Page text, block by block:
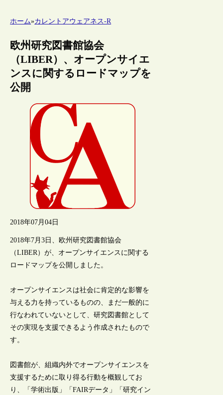
ホーム»カレントアウェアネス-R
欧州研究図書館協会
（LIBER）、オープンサイエ
ンスに関するロードマップを
公開
2018年07月04日
2018年7月3日、欧州研究図書館協会
（LIBER）が、オープンサイエンスに関する
ロードマップを公開しました。
オープンサイエンスは社会に肯定的な影響を
与える力を持っているものの、まだ一般的に
行なわれていないとして、研究図書館として
その実現を支援できるよう作成されたもので
す。
図書館が、組織内外でオープンサイエンスを
支援するために取り得る行動を概観してお
り、「学術出版」「FAIRデータ」「研究イン